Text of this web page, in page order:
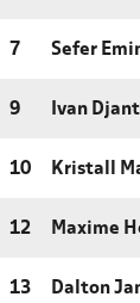
7 Sefer
9 Ivan
10 Kristall
12 Maxime
13 Dalton